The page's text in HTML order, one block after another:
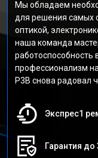
Мы обладаем
для решения самых
оптикой,
наша команда
работоспособность
профессионализм
P3B снова радовал
Экспрес1
Гарантия до